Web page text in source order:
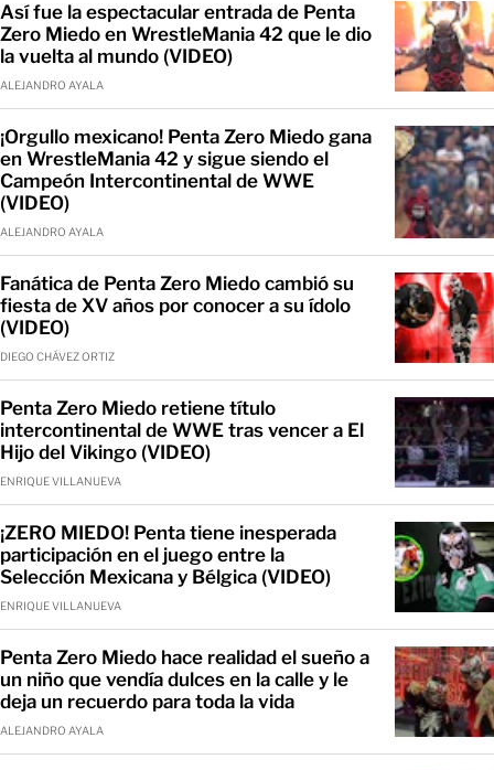
Así fue la espectacular entrada de Penta
Zero Miedo en WrestleMania 42 que le dio
la vuelta al mundo (VIDEO)
ALEJANDRO AYALA
¡Orgullo mexicano! Penta Zero Miedo gana
en WrestleMania 42 y sigue siendo el
Campeón Intercontinental de WWE
(VIDEO)
ALEJANDRO AYALA
Fanática de Penta Zero Miedo cambió su
fiesta de XV años por conocer a su ídolo
(VIDEO)
DIEGO CHÁVEZ ORTIZ
Penta Zero Miedo retiene título
intercontinental de WWE tras vencer a El
Hijo del Vikingo (VIDEO)
ENRIQUE VILLANUEVA
¡ZERO MIEDO! Penta tiene inesperada
participación en el juego entre la
Selección Mexicana y Bélgica (VIDEO)
ENRIQUE VILLANUEVA
Penta Zero Miedo hace realidad el sueño a
un niño que vendía dulces en la calle y le
deja un recuerdo para toda la vida
ALEJANDRO AYALA